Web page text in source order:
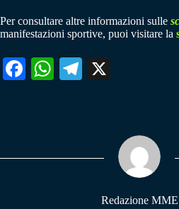
Per consultare altre informazioni sulle
manifestazioni sportive, puoi visitare la
Fa W
pp
Te
m
Redazione MME